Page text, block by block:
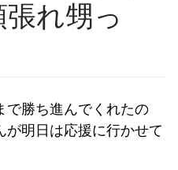
れ甥っ
で勝ち進んでくれたの
が明日は応援に行かせて